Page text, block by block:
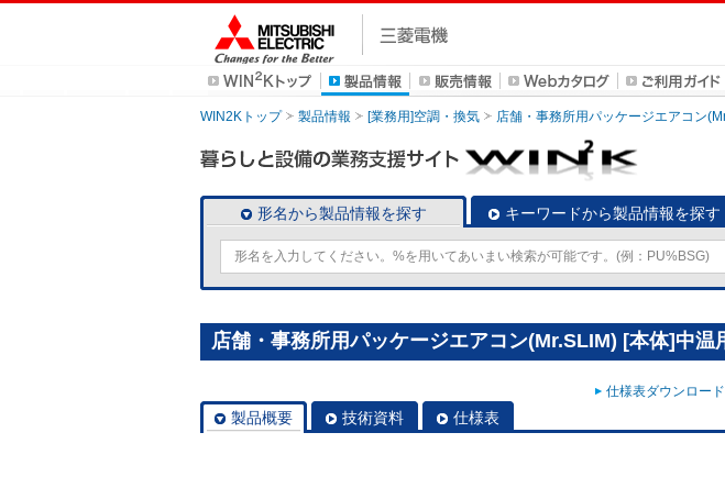
WIN2Kトップ 製品情報 [業務用]空調・換気 店舗・事務所用パッケージエアコン
形名から製品情報を探す キーワードから製品情報を探す
店舗・事務所用パッケージエアコン(Mr.SLIM) [本体]中温
仕様表ダウンロー
製品概要 技術資料 仕様表